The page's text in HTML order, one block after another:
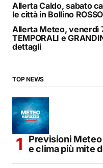
Allerta Caldo, sabato
le città in Bollino ROSSO
Allerta Meteo, venerdì
TEMPORALI e
dettagli
TOP NEWS
Previsioni
e clima più mite